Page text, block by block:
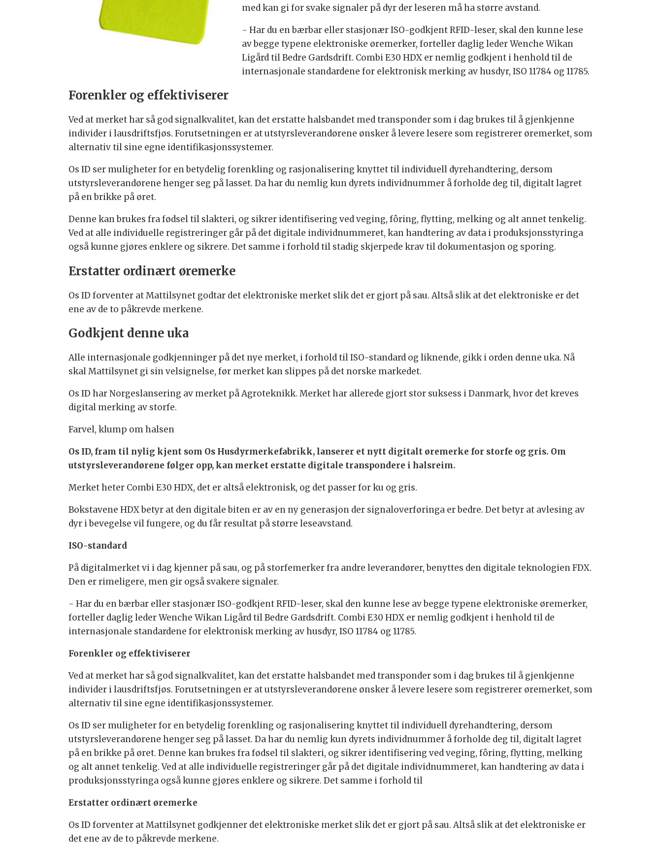
med kan gi for svake signaler på dyr der leseren må ha større avstand.
- Har du en bærbar eller stasjonær ISO-godkjent RFID-leser, skal den kunne lese
av begge typene elektroniske øremerker, forteller daglig leder Wenche Wikan
Ligård til Bedre Gardsdrift. Combi E30 HDX er nemlig godkjent i henhold til de
internasjonale standardene for elektronisk merking av husdyr, ISO 11784 og 11785.
Forenkler og effektiviserer
Ved at merket har så god signalkvalitet, kan det erstatte halsbandet med transponder som i dag brukes til å gjenkjenne
individer i lausdriftsfjøs. Forutsetningen er at utstyrsleverandørene ønsker å levere lesere som registrerer øremerket, som
alternativ til sine egne identifikasjonssystemer.
Os ID ser muligheter for en betydelig forenkling og rasjonalisering knyttet til individuell dyrehandtering, dersom
utstyrsleverandørene henger seg på lasset. Da har du nemlig kun dyrets individnummer å forholde deg til, digitalt lagret
på en brikke på øret.
Denne kan brukes fra fødsel til slakteri, og sikrer identifisering ved veging, fôring, flytting, melking og alt annet tenkelig.
Ved at alle individuelle registreringer går på det digitale individnummeret, kan handtering av data i produksjonsstyringa
også kunne gjøres enklere og sikrere. Det samme i forhold til stadig skjerpede krav til dokumentasjon og sporing.
Erstatter ordinært øremerke
Os ID forventer at Mattilsynet godtar det elektroniske merket slik det er gjort på sau. Altså slik at det elektroniske er det
ene av de to påkrevde merkene.
Godkjent denne uka
Alle internasjonale godkjenninger på det nye merket, i forhold til ISO-standard og liknende, gikk i orden denne uka. Nå
skal Mattilsynet gi sin velsignelse, før merket kan slippes på det norske markedet.
Os ID har Norgeslansering av merket på Agroteknikk. Merket har allerede gjort stor suksess i Danmark, hvor det kreves
digital merking av storfe.
Farvel, klump om halsen
Os ID, fram til nylig kjent som Os Husdyrmerkefabrikk, lanserer et nytt digitalt øremerke for storfe og gris. Om
utstyrsleverandørene følger opp, kan merket erstatte digitale transpondere i halsreim.
Merket heter Combi E30 HDX, det er altså elektronisk, og det passer for ku og gris.
Bokstavene HDX betyr at den digitale biten er av en ny generasjon der signaloverføringa er bedre. Det betyr at avlesing av
dyr i bevegelse vil fungere, og du får resultat på større leseavstand.
ISO-standard
På digitalmerket vi i dag kjenner på sau, og på storfemerker fra andre leverandører, benyttes den digitale teknologien FDX.
Den er rimeligere, men gir også svakere signaler.
- Har du en bærbar eller stasjonær ISO-godkjent RFID-leser, skal den kunne lese av begge typene elektroniske øremerker,
forteller daglig leder Wenche Wikan Ligård til Bedre Gardsdrift. Combi E30 HDX er nemlig godkjent i henhold til de
internasjonale standardene for elektronisk merking av husdyr, ISO 11784 og 11785.
Forenkler og effektiviserer
Ved at merket har så god signalkvalitet, kan det erstatte halsbandet med transponder som i dag brukes til å gjenkjenne
individer i lausdriftsfjøs. Forutsetningen er at utstyrsleverandørene ønsker å levere lesere som registrerer øremerket, som
alternativ til sine egne identifikasjonssystemer.
Os ID ser muligheter for en betydelig forenkling og rasjonalisering knyttet til individuell dyrehandtering, dersom
utstyrsleverandørene henger seg på lasset. Da har du nemlig kun dyrets individnummer å forholde deg til, digitalt lagret
på en brikke på øret. Denne kan brukes fra fødsel til slakteri, og sikrer identifisering ved veging, fôring, flytting, melking
og alt annet tenkelig. Ved at alle individuelle registreringer går på det digitale individnummeret, kan handtering av data i
produksjonsstyringa også kunne gjøres enklere og sikrere. Det samme i forhold til
Erstatter ordinært øremerke
Os ID forventer at Mattilsynet godkjenner det elektroniske merket slik det er gjort på sau. Altså slik at det elektroniske er
det ene av de to påkrevde merkene.